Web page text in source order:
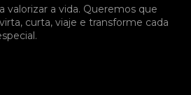
valorizar a vida. Queremos que
curta, viaje e transforme cada